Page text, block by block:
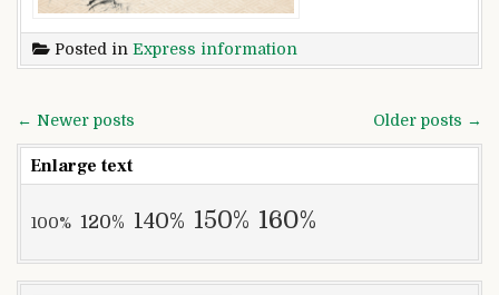
Posted in Express information
Posts
navigation
Older posts →
← Newer posts
Enlarge text
100% 120% 140% 150% 160%